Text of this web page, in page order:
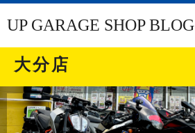
UP GARAGE SHOP BLOG
大分店